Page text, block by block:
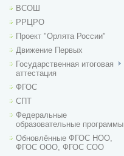
ВСОШ
РРЦРО
Проект "Орлята России"
Движение Первых
Государственная итоговая
аттестация
ФГОС
СПТ
Федеральные
образовательные программы
Обновлённые ФГОС НОО,
ФГОС ООО, ФГОС СОО